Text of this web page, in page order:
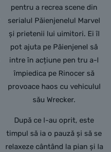
pentru a recrea scene din
serialul Păienjenelul Marvel
și prietenii lui uimitori. Ei îl
pot ajuta pe Păienjenel să
intre în acțiune pen tru a-l
împiedica pe Rinocer să
provoace haos cu vehiculul
său Wrecker.
După ce l-au oprit, este
timpul să ia o pauză și să se
relaxeze cântând la pian și la